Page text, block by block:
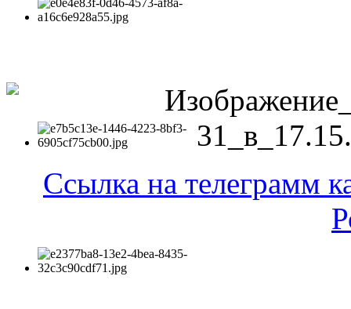
Ссылка на телеграмм